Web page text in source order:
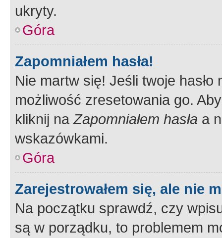
ukryty.
Góra
Zapomniałem hasła!
Nie martw się! Jeśli twoje
możliwość zresetowania go.
kliknij naZapomniałem hasła a
wskazówkami.
Góra
Zarejestrowałem się, ale nie
Na początku sprawdź, czy
są w porządku, to problemem